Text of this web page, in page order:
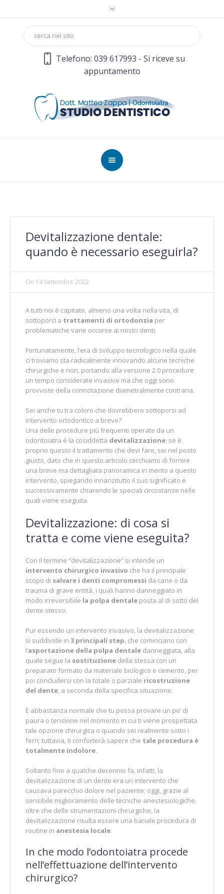
Telefono: 039 617993 - Si riceve su
appuntamento
Devitalizzazione dentale:
quando è necessario eseguirla?
On 14 Settembre 2022
A tutti noi è capitato, almeno una volta nella vita, di
sottoporci a trattamenti di ortodonzia per
problematiche varie occorse ai nostri denti.
Fortunatamente, l’era di sviluppo tecnologico nella quale
ci troviamo sta radicalmente innovando alcune tecniche
chirurgiche e non, portando alla versione 2.0 procedure
un tempo considerate invasive ma che oggi sono
provviste della connotazione diametralmente contraria.
Sei anche tu tra coloro che dovrebbero sottoporsi ad
intervento ortodontico a breve?
Una delle procedure più frequenti operate da un
odontoiatra è la cosiddetta devitalizzazione: se è
proprio questo il trattamento che devi fare, sei nel posto
giusto, dato che in questo articolo cerchiamo di fornire
una breve ma dettagliata panoramica in merito a questo
intervento, spiegando innanzitutto il suo significato e
successivamente chiarendo le speciali circostanze nelle
quali viene eseguita.
Devitalizzazione: di cosa si
tratta e come viene eseguita?
Con il termine “devitalizzazione” si intende un
intervento chirurgico invasivo che ha il principale
scopo di salvare i denti compromessi da carie o da
trauma di grave entità, i quali hanno danneggiato in
modo irreversibile la polpa dentale posta al di sotto del
dente stesso.
Pur essendo un intervento invasivo, la devitalizzazione
si suddivide in 3 principali step, che cominciano con
l’asportazione della polpa dentale danneggiata, alla
quale segue la sostituzione della stessa con un
preparato formato da materiale biologico e cemento, per
poi concludersi con la totale o parziale ricostruzione
del dente, a seconda della specifica situazione.
È abbastanza normale che tu possa provare un po’ di
paura o tensione nel momento in cui ti viene prospettata
tale opzione chirurgica o quando sei realmente sotto i
ferri; tuttavia, ti conforterà sapere che tale procedura è
totalmente indolore.
Soltanto fino a qualche decennio fa, infatti, la
devitalizzazione di un dente era un intervento che
causava parecchio dolore nel paziente; oggi, grazie al
sensibile miglioramento delle tecniche anestesiologiche,
oltre che delle strumentazioni chirurgiche, la
devitalizzazione risulta essere una banale procedura di
routine in anestesia locale.
In che modo l’odontoiatra procede
nell’effettuazione dell’intervento
chirurgico?